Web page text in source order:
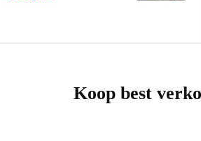
Koop best